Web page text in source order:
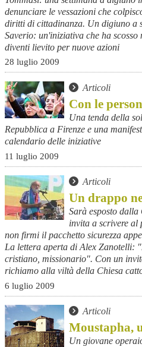
denunciare le vessazioni che
diritti di cittadinanza. Un digiuno a
Saverio: un'iniziativa che ha
diventi lievito per nuove azioni
28 luglio 2009
Articoli
Con le
Una tenda della
Repubblica a Firenze e una
calendario delle iniziative
11 luglio 2009
Articoli
Un drappo
Sarà esposto
invita a scrivere al
non firmi il pacchetto sicurezza
La lettera aperta di Alex Zanotelli:
cristiano, missionario". Con un
richiamo alla viltà della Chiesa
6 luglio 2009
Articoli
Moustapha,
Un giovane